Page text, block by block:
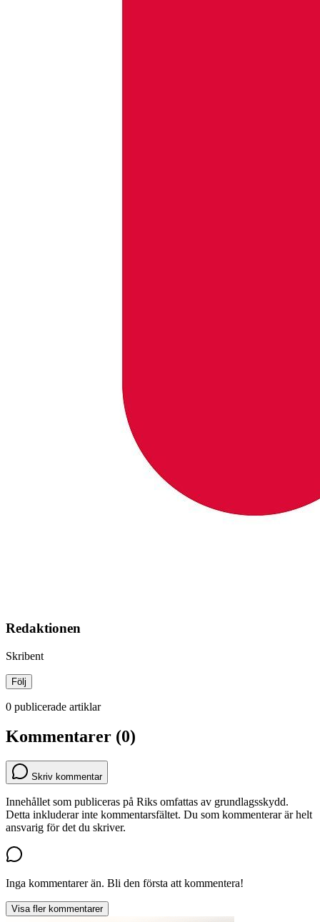
Redaktionen
Skribent
Följ
0 publicerade artiklar
Kommentarer (0)
Skriv kommentar
Innehållet som publiceras på Riks omfattas av grundlagsskydd.
Detta inkluderar inte kommentarsfältet. Du som kommenterar är helt
ansvarig för det du skriver.
Inga kommentarer än. Bli den första att kommentera!
Visa fler kommentarer